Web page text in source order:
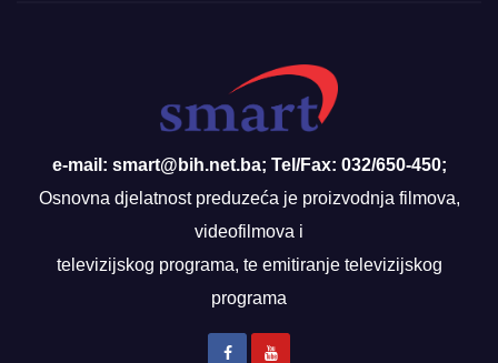
e-mail: smart@bih.net.ba; Tel/Fax: 032/650-450;
Osnovna djelatnost preduzeća je proizvodnja filmova,
videofilmova i
televizijskog programa, te emitiranje televizijskog
programa